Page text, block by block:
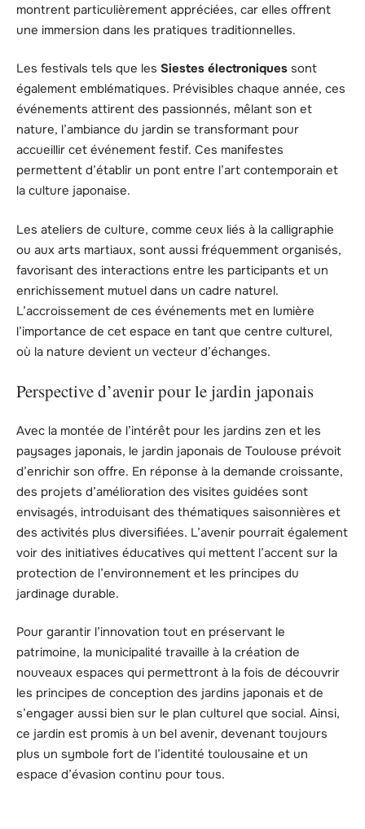
montrent particulièrement appréciées, car elles offrent
une immersion dans les pratiques traditionnelles.
Les festivals tels que les Siestes électroniques sont
également emblématiques. Prévisibles chaque année, ces
événements attirent des passionnés, mêlant son et
nature, l’ambiance du jardin se transformant pour
accueillir cet événement festif. Ces manifestes
permettent d’établir un pont entre l’art contemporain et
la culture japonaise.
Les ateliers de culture, comme ceux liés à la calligraphie
ou aux arts martiaux, sont aussi fréquemment organisés,
favorisant des interactions entre les participants et un
enrichissement mutuel dans un cadre naturel.
L’accroissement de ces événements met en lumière
l’importance de cet espace en tant que centre culturel,
où la nature devient un vecteur d’échanges.
Perspective d’avenir pour le jardin japonais
Avec la montée de l’intérêt pour les jardins zen et les
paysages japonais, le jardin japonais de Toulouse prévoit
d’enrichir son offre. En réponse à la demande croissante,
des projets d’amélioration des visites guidées sont
envisagés, introduisant des thématiques saisonnières et
des activités plus diversifiées. L’avenir pourrait également
voir des initiatives éducatives qui mettent l’accent sur la
protection de l’environnement et les principes du
jardinage durable.
Pour garantir l’innovation tout en préservant le
patrimoine, la municipalité travaille à la création de
nouveaux espaces qui permettront à la fois de découvrir
les principes de conception des jardins japonais et de
s’engager aussi bien sur le plan culturel que social. Ainsi,
ce jardin est promis à un bel avenir, devenant toujours
plus un symbole fort de l’identité toulousaine et un
espace d’évasion continu pour tous.